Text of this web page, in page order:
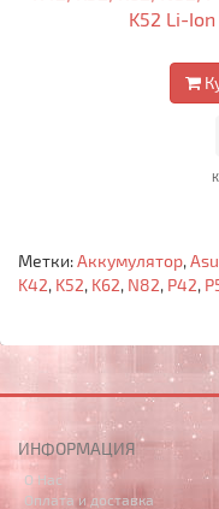
K52 Li-
Метки:Аккумулятор,
K42, K52, K62, N82, P42,
ИНФОРМАЦИЯ
О Нас
Оплата и доставка